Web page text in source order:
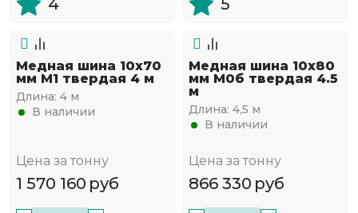
4 5
Медная шина 10х70
мм М1 твердая 4 м
Длина: 4 м
В наличии
Цена за тонну
1 570 160 руб
Медная шина 10х80
мм М0б твердая 4.5
м
Длина: 4,5 м
В наличии
Цена за тонну
866 330 руб